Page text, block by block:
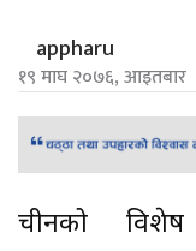
appharu
१९ माघ २०७६, आइतबार
चीनको विशेष